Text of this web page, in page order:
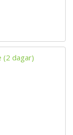
(2 dagar)